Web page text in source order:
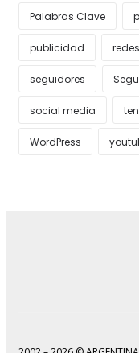
Palabras Clave
publicidad
seguidores
social media
WordPress